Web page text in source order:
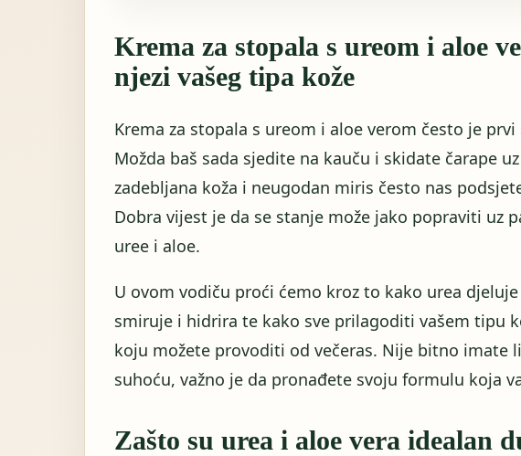
Krema za stopala s ureom i aloe
njezi vašeg tipa kože
Krema za stopala s ureom i aloe verom često je
Možda baš sada sjedite na kauču i skidate čarape
zadebljana koža i neugodan miris često nas
Dobra vijest je da se stanje može jako popraviti uz
uree i aloe.
U ovom vodiču proći ćemo kroz to kako urea
smiruje i hidrira te kako sve prilagoditi vašem tipu
koju možete provoditi od večeras. Nije bitno imate
suhoću, važno je da pronađete svoju formulu koja
Zašto su urea i aloe vera idealan